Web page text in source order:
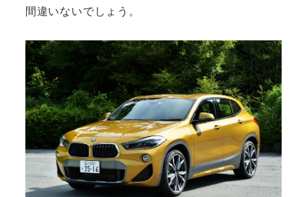
間違いないでしょう。